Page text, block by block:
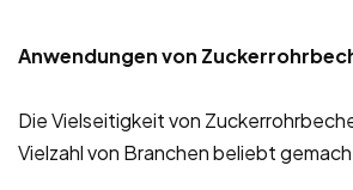
Anwendungen von
Die Vielseitigkeit von
Vielzahl von Branchen beliebt